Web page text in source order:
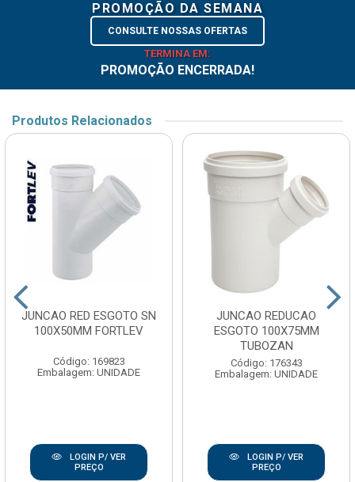
PROMOÇÃO DA SEMANA
CONSULTE NOSSAS OFERTAS
TERMINA EM:
PROMOÇÃO ENCERRADA!
Produtos Relacionados
JUNCAO RED ESGOTO SN
100X50MM FORTLEV
Código: 169823
Embalagem: UNIDADE
LOGIN P/ VER
PREÇO
JUNCAO REDUCAO
ESGOTO 100X75MM
TUBOZAN
Código: 176343
Embalagem: UNIDADE
LOGIN P/ VER
PREÇO